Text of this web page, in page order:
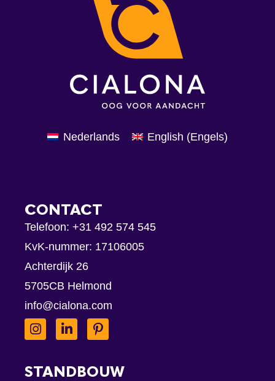
Nederlands English (Engels)
CONTACT
Telefoon: +31 492 574 545
KvK-nummer: 17106005
Achterdijk 26
5705CB Helmond
info@cialona.com
STANDBOUW